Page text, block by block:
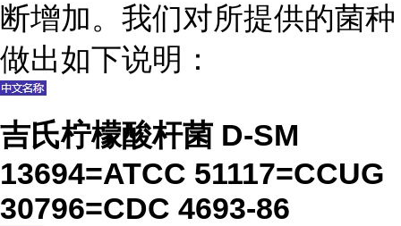
断增加。我们对所提供的菌种
做出如下说明：
吉氏柠檬酸杆菌 D-SM
13694=ATCC 51117=CCUG
30796=CDC 4693-86